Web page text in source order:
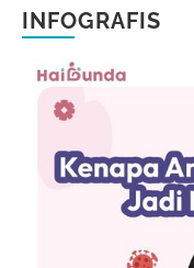
INFOGRAFIS